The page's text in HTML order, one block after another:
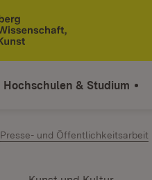
Hochschulen & Studium
Presse- und Öffentlichkeitsarbeit